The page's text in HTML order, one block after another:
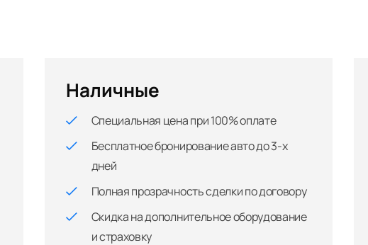
Наличные
Специальная цена при 100% оплате
Бесплатное бронирование авто до 3-х
дней
Полная прозрачность сделки по договору
Скидка на дополнительное оборудование
и страховку